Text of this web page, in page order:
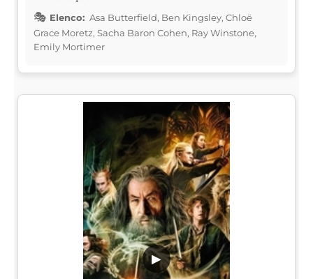
Elenco: Asa Butterfield, Ben Kingsley, Chloë
Grace Moretz, Sacha Baron Cohen, Ray Winstone,
Emily Mortimer
▶